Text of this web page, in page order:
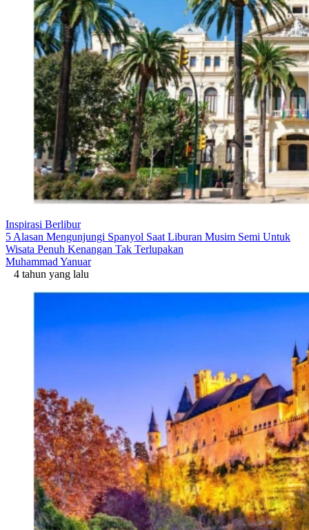
Inspirasi Berlibur
5 Alasan Mengunjungi Spanyol Saat Liburan Musim Semi Untuk
Wisata Penuh Kenangan Tak Terlupakan
Muhammad Yanuar
4 tahun yang lalu